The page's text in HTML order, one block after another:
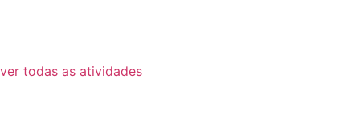
ver todas as atividades